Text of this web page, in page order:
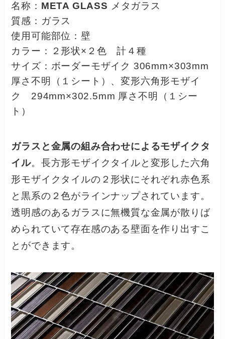
名称： META GLASS メタガラス
質感：ガラス
使用可能部位：壁
カラー：２形状×２色 計４種
サイズ：ボーダーモザイク 306mm×303mm
厚さ不明（１シート）、変形六角形モザイ
ク 294mm×302.5mm 厚さ不明（１シー
ト）
ガラスと金属の組み合わせによるモザイクタ
イル。長方形モザイクタイルと変形した六角
形モザイクタイルの２形状にそれぞれ赤色系
と黒系の２色がラインナップされています。
透明感のあるガラスに無機質な金属が散りば
められていて存在感のある壁面を作り出すこ
とができます。